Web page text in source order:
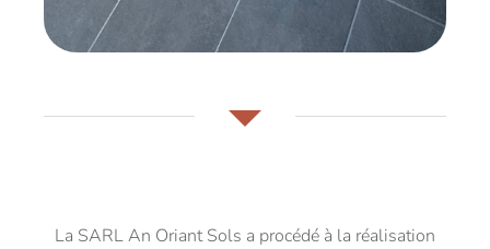
La SARL An Oriant Sols a procédé à la réalisation